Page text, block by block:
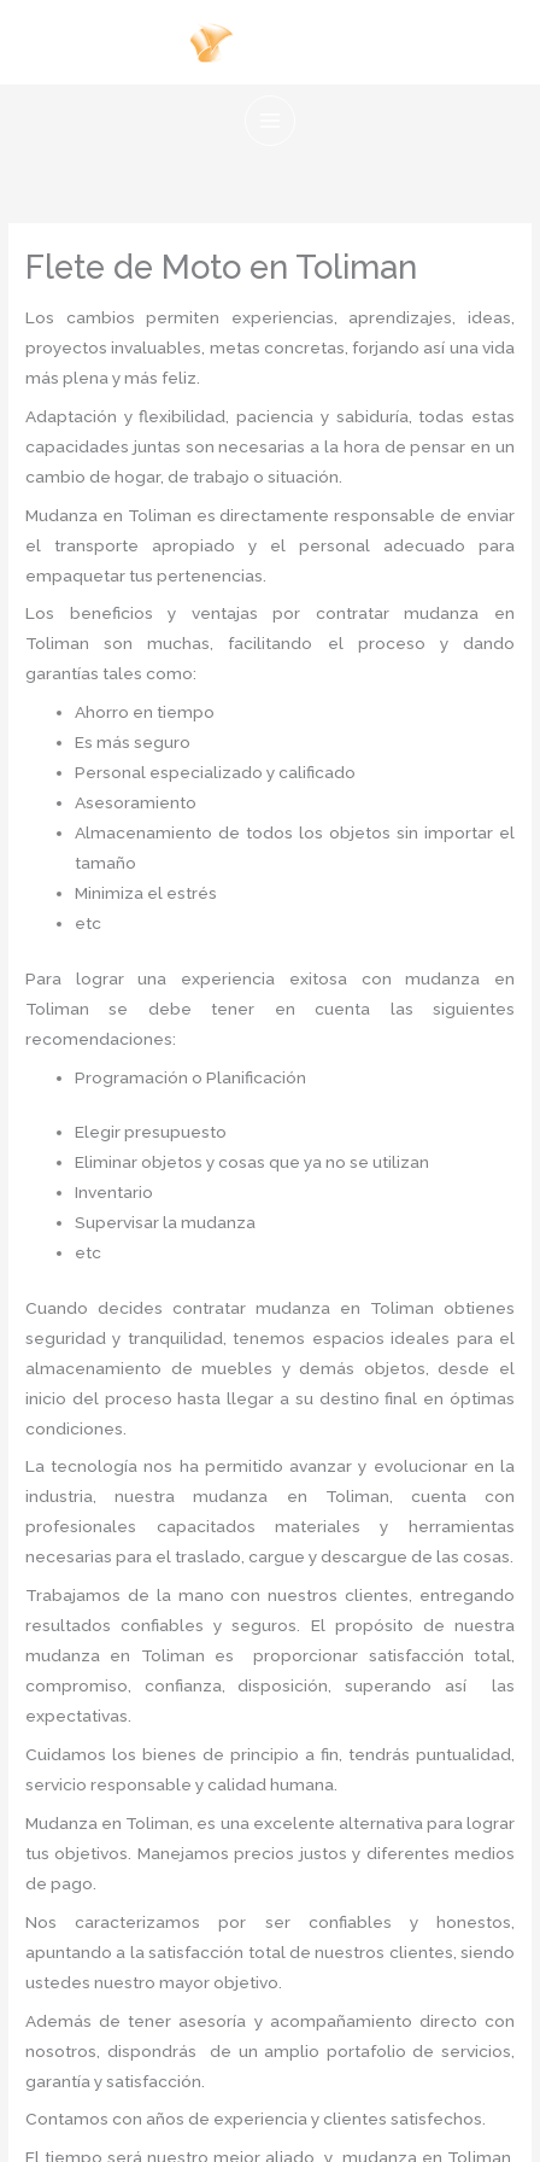
Flete de Moto en Toliman
Los cambios permiten experiencias, aprendizajes, ideas,
proyectos invaluables, metas concretas, forjando así una vida
más plena y más feliz.
Adaptación y flexibilidad, paciencia y sabiduría, todas estas
capacidades juntas son necesarias a la hora de pensar en un
cambio de hogar, de trabajo o situación.
Mudanza en Toliman es directamente responsable de enviar
el transporte apropiado y el personal adecuado para
empaquetar tus pertenencias.
Los beneficios y ventajas por contratar mudanza en
Toliman
son muchas, facilitando el proceso y dando
garantías tales como:
Ahorro en tiempo
Es más seguro
Personal especializado y calificado
Asesoramiento
Almacenamiento de todos los objetos sin importar el
tamaño
Minimiza el estrés
etc
Para lograr una experiencia exitosa con mudanza en
Toliman
se debe tener en cuenta las siguientes
recomendaciones:
Programación o Planificación
Elegir presupuesto
Eliminar objetos y cosas que ya no se utilizan
Inventario
Supervisar la mudanza
etc
Cuando decides contratar mudanza en Toliman
obtienes
seguridad y tranquilidad, tenemos espacios ideales para el
almacenamiento de muebles y demás objetos, desde el
inicio del proceso hasta llegar a su destino final en óptimas
condiciones.
La tecnología nos ha permitido avanzar y evolucionar en la
industria, nuestra mudanza en Toliman, cuenta con
profesionales capacitados materiales y herramientas
necesarias para el traslado, cargue y descargue de las cosas.
Trabajamos de la mano con nuestros clientes, entregando
resultados confiables y seguros. El propósito de nuestra
mudanza en Toliman es proporcionar satisfacción total,
compromiso, confianza, disposición, superando así las
expectativas.
Cuidamos los bienes de principio a fin, tendrás puntualidad,
servicio responsable y calidad humana.
Mudanza en Toliman, es una excelente alternativa para lograr
tus objetivos. Manejamos precios justos y diferentes medios
de pago.
Nos caracterizamos por ser confiables y honestos,
apuntando a la satisfacción total de nuestros clientes, siendo
ustedes nuestro mayor objetivo.
Además de tener asesoría y acompañamiento directo con
nosotros, dispondrás de un amplio portafolio de servicios,
garantía y satisfacción.
Contamos con años de experiencia y clientes satisfechos.
El tiempo será nuestro mejor aliado, y mudanza en Toliman